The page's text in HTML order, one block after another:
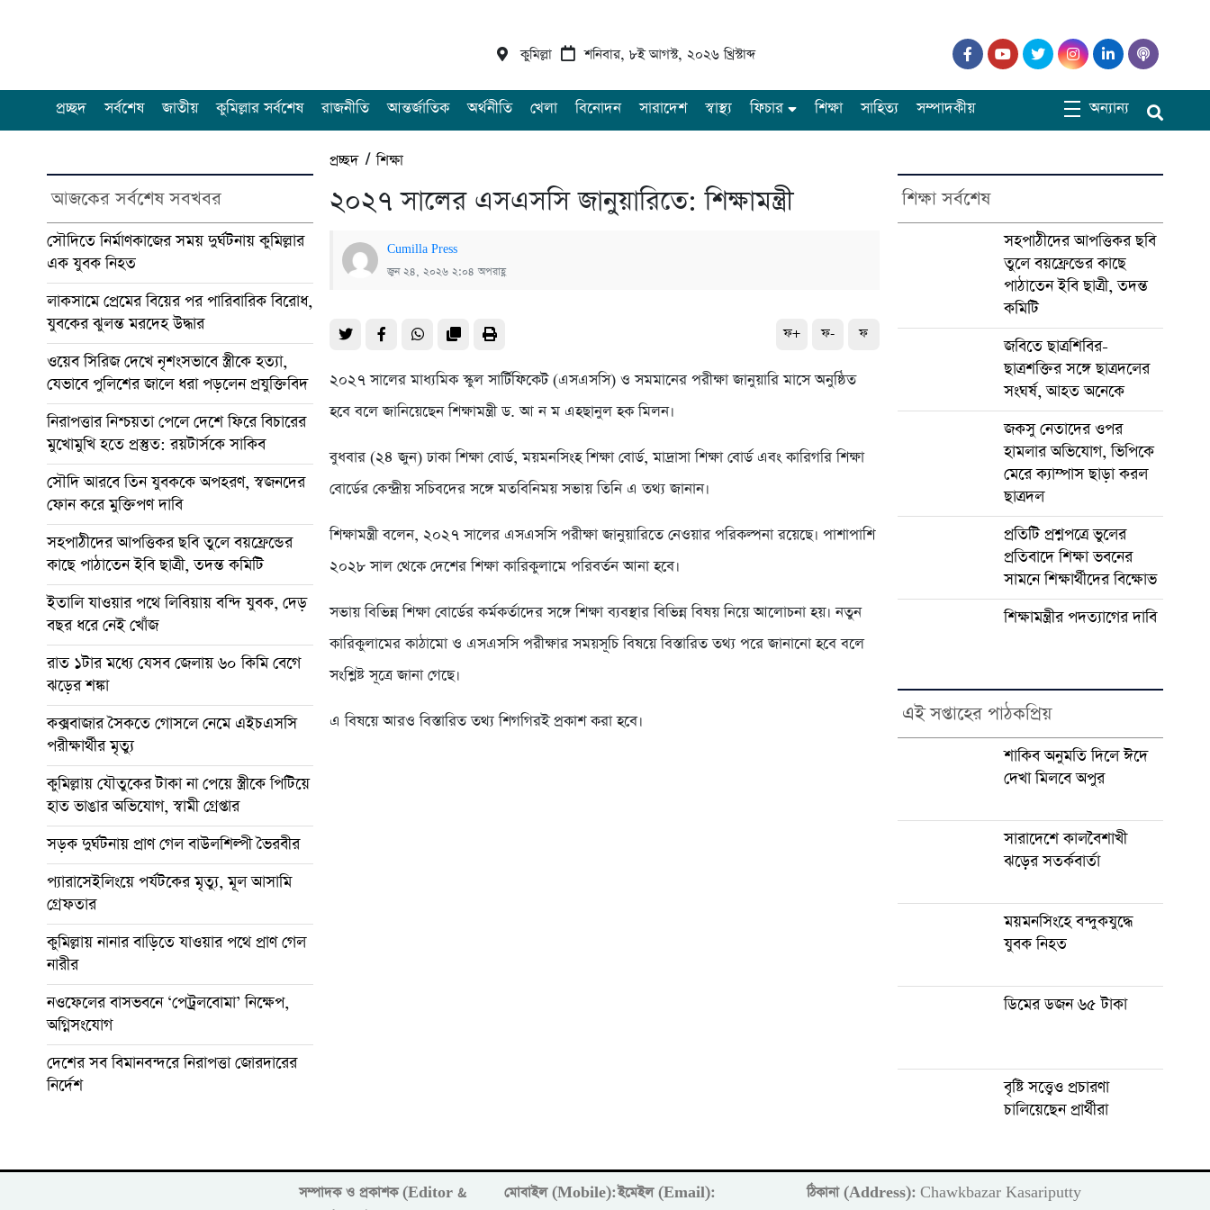
কুমিল্লা শনিবার, ৮ই আগস্ট, ২০২৬ খ্রিস্টাব্দ
প্রচ্ছদ সর্বশেষ জাতীয় কুমিল্লার সর্বশেষ রাজনীতি আন্তর্জাতিক অর্থনীতি খেলা বিনোদন সারাদেশ স্বাস্থ্য ফিচার শিক্ষা সাহিত্য সম্পাদকীয় অন্যান্য
আজকের সর্বশেষ সবখবর
সৌদিতে নির্মাণকাজের সময় দুর্ঘটনায় কুমিল্লার
এক যুবক নিহত
লাকসামে প্রেমের বিয়ের পর পারিবারিক বিরোধ,
যুবকের ঝুলন্ত মরদেহ উদ্ধার
ওয়েব সিরিজ দেখে নৃশংসভাবে স্ত্রীকে হত্যা,
যেভাবে পুলিশের জালে ধরা পড়লেন প্রযুক্তিবিদ
নিরাপত্তার নিশ্চয়তা পেলে দেশে ফিরে বিচারের
মুখোমুখি হতে প্রস্তুত: রয়টার্সকে সাকিব
সৌদি আরবে তিন যুবককে অপহরণ, স্বজনদের
ফোন করে মুক্তিপণ দাবি
সহপাঠীদের আপত্তিকর ছবি তুলে বয়ফ্রেন্ডের
কাছে পাঠাতেন ইবি ছাত্রী, তদন্ত কমিটি
ইতালি যাওয়ার পথে লিবিয়ায় বন্দি যুবক, দেড়
বছর ধরে নেই খোঁজ
রাত ১টার মধ্যে যেসব জেলায় ৬০ কিমি বেগে
ঝড়ের শঙ্কা
কক্সবাজার সৈকতে গোসলে নেমে এইচএসসি
পরীক্ষার্থীর মৃত্যু
কুমিল্লায় যৌতুকের টাকা না পেয়ে স্ত্রীকে পিটিয়ে
হাত ভাঙার অভিযোগ, স্বামী গ্রেপ্তার
সড়ক দুর্ঘটনায় প্রাণ গেল বাউলশিল্পী ভৈরবীর
প্যারাসেইলিংয়ে পর্যটকের মৃত্যু, মূল আসামি
গ্রেফতার
কুমিল্লায় নানার বাড়িতে যাওয়ার পথে প্রাণ গেল
নারীর
নওফেলের বাসভবনে ‘পেট্রলবোমা’ নিক্ষেপ,
অগ্নিসংযোগ
দেশের সব বিমানবন্দরে নিরাপত্তা জোরদারের
নির্দেশ
প্রচ্ছদ/শিক্ষা
২০২৭ সালের এসএসসি জানুয়ারিতে: শিক্ষামন্ত্রী
Cumilla Press
জুন ২৪, ২০২৬ ২:০৪ অপরাহ্ণ
ফ+ ফ- ফ
২০২৭ সালের মাধ্যমিক স্কুল সার্টিফিকেট (এসএসসি) ও সমমানের পরীক্ষা জানুয়ারি মাসে অনুষ্ঠিত
হবে বলে জানিয়েছেন শিক্ষামন্ত্রী ড. আ ন ম এহছানুল হক মিলন।
বুধবার (২৪ জুন) ঢাকা শিক্ষা বোর্ড, ময়মনসিংহ শিক্ষা বোর্ড, মাদ্রাসা শিক্ষা বোর্ড এবং কারিগরি শিক্ষা
বোর্ডের কেন্দ্রীয় সচিবদের সঙ্গে মতবিনিময় সভায় তিনি এ তথ্য জানান।
শিক্ষামন্ত্রী বলেন, ২০২৭ সালের এসএসসি পরীক্ষা জানুয়ারিতে নেওয়ার পরিকল্পনা রয়েছে। পাশাপাশি
২০২৮ সাল থেকে দেশের শিক্ষা কারিকুলামে পরিবর্তন আনা হবে।
সভায় বিভিন্ন শিক্ষা বোর্ডের কর্মকর্তাদের সঙ্গে শিক্ষা ব্যবস্থার বিভিন্ন বিষয় নিয়ে আলোচনা হয়। নতুন
কারিকুলামের কাঠামো ও এসএসসি পরীক্ষার সময়সূচি বিষয়ে বিস্তারিত তথ্য পরে জানানো হবে বলে
সংশ্লিষ্ট সূত্রে জানা গেছে।
এ বিষয়ে আরও বিস্তারিত তথ্য শিগগিরই প্রকাশ করা হবে।
শিক্ষা সর্বশেষ
সহপাঠীদের আপত্তিকর ছবি
তুলে বয়ফ্রেন্ডের কাছে
পাঠাতেন ইবি ছাত্রী, তদন্ত
কমিটি
জবিতে ছাত্রশিবির-
ছাত্রশক্তির সঙ্গে ছাত্রদলের
সংঘর্ষ, আহত অনেকে
জকসু নেতাদের ওপর
হামলার অভিযোগ, ভিপিকে
মেরে ক্যাম্পাস ছাড়া করল
ছাত্রদল
প্রতিটি প্রশ্নপত্রে ভুলের
প্রতিবাদে শিক্ষা ভবনের
সামনে শিক্ষার্থীদের বিক্ষোভ
শিক্ষামন্ত্রীর পদত্যাগের দাবি
এই সপ্তাহের পাঠকপ্রিয়
শাকিব অনুমতি দিলে ঈদে
দেখা মিলবে অপুর
সারাদেশে কালবৈশাখী
ঝড়ের সতর্কবার্তা
ময়মনসিংহে বন্দুকযুদ্ধে
যুবক নিহত
ডিমের ডজন ৬৫ টাকা
বৃষ্টি সত্ত্বেও প্রচারণা
চালিয়েছেন প্রার্থীরা
সম্পাদক ও প্রকাশক (Editor &
মোবাইল (Mobile):ইমেইল (Email):
ঠিকানা (Address): Chawkbazar Kasariputty